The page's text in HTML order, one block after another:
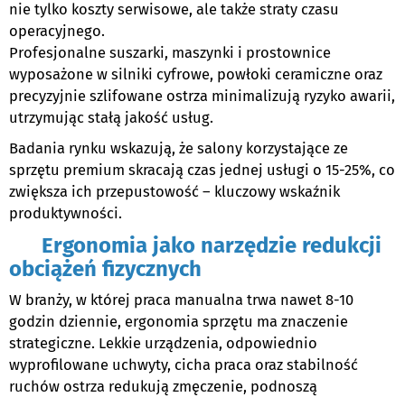
nie tylko koszty serwisowe, ale także straty czasu
operacyjnego.
Profesjonalne suszarki, maszynki i prostownice
wyposażone w silniki cyfrowe, powłoki ceramiczne oraz
precyzyjnie szlifowane ostrza minimalizują ryzyko awarii,
utrzymując stałą jakość usług.
Badania rynku wskazują, że salony korzystające ze
sprzętu premium skracają czas jednej usługi o 15-25%, co
zwiększa ich przepustowość – kluczowy wskaźnik
produktywności.
Ergonomia jako narzędzie redukcji
obciążeń fizycznych
W branży, w której praca manualna trwa nawet 8-10
godzin dziennie, ergonomia sprzętu ma znaczenie
strategiczne. Lekkie urządzenia, odpowiednio
wyprofilowane uchwyty, cicha praca oraz stabilność
ruchów ostrza redukują zmęczenie, podnoszą